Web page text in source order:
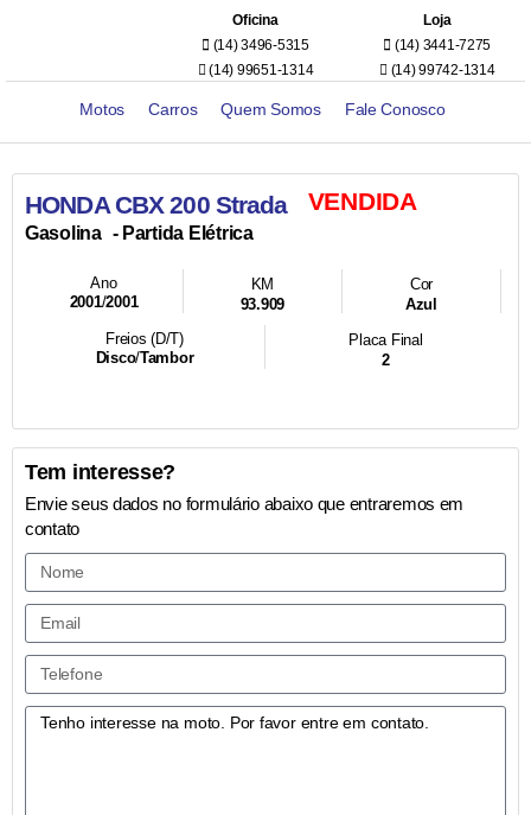
Oficina
(14) 3496-5315
(14) 99651-1314
Loja
(14) 3441-7275
(14) 99742-1314
Motos Carros Quem Somos Fale Conosco
HONDA CBX 200 Strada VENDIDA
Gasolina - Partida Elétrica
Ano
2001/2001
KM
93.909
Cor
Azul
Freios (D/T)
Disco/Tambor
Placa Final
2
Tem interesse?
Envie seus dados no formulário abaixo que entraremos em
contato